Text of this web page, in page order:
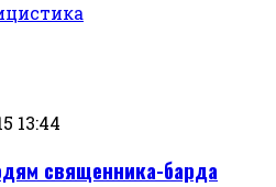
13:44
священника-барда